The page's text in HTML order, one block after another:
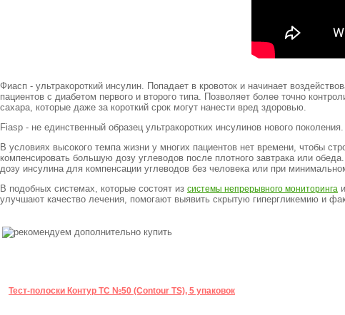
Фиасп - ультракороткий инсулин. Попадает в кровоток и начинает
пациентов с диабетом первого и второго типа. Позволяет более точно
сахара, которые даже за короткий срок могут нанести вред здоровью.
Fiasp - не единственный образец ультракоротких инсулинов нового
В условиях высокого темпа жизни у многих пациентов нет времени, чтобы
компенсировать большую дозу углеводов после плотного завтрака или
дозу инсулина для компенсации углеводов без человека или при
В подобных системах, которые состоят из системы непрерывного мониторинга и
улучшают качество лечения, помогают выявить скрытую гипергликемию и
Тест-полоски Контур ТС №50 (Contour TS), 5 упаковок